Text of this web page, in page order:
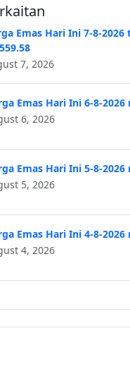
Emas Hari Ini 7-8-2026
7, 2026
Emas Hari Ini 6-8-2026
6, 2026
Emas Hari Ini 5-8-2026
5, 2026
Emas Hari Ini 4-8-2026
4, 2026